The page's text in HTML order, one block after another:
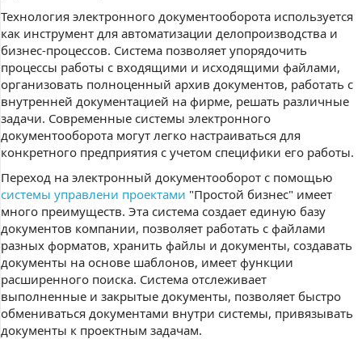
Технология электронного документооборота используется
как инструмент для автоматизации делопроизводства и
бизнес-процессов. Система позволяет упорядочить
процессы работы с входящими и исходящими файлами,
организовать полноценный архив документов, работать с
внутренней документацией на фирме, решать различные
задачи. Современные системы электронного
документооборота могут легко настраиваться для
конкретного предприятия с учетом специфики его работы.
Переход на электронный документооборот с помощью
системы управлени проектами "Простой бизнес" имеет
много преимуществ. Эта система создает единую базу
документов компании, позволяет работать с файлами
разных форматов, хранить файлы и документы, создавать
документы на основе шаблонов, имеет функции
расширенного поиска. Система отслеживает
выполненные и закрытые документы, позволяет быстро
обмениваться документами внутри системы, привязывать
документы к проектным задачам.